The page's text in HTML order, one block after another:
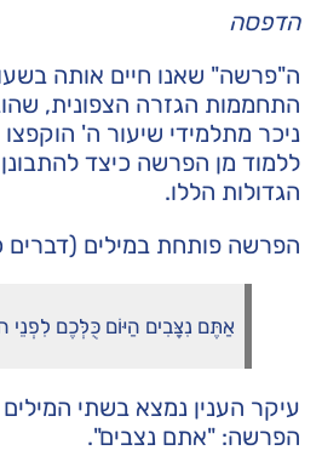
הדפסה
ה"פרשה" שאנו חיים אותה
התחממות הגזרה הצפונית,
ניכר מתלמידי שיעור ה'
ללמוד מן הפרשה כיצד
הגדולות הללו.
הפרשה פותחת במילים
אַתֶּם נִצָּבִים הַיּוֹם כֻּלְּכֶם לִפְנֵי
עיקר הענין נמצא בשתי
הפרשה: "אתם נצבים".